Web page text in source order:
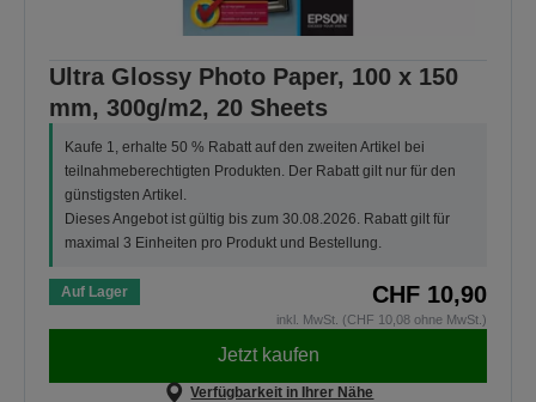
Ultra Glossy Photo Paper, 100 x 150
mm, 300g/m2, 20 Sheets
Kaufe 1, erhalte 50 % Rabatt auf den zweiten Artikel bei
teilnahmeberechtigten Produkten. Der Rabatt gilt nur für den
günstigsten Artikel.
Dieses Angebot ist gültig bis zum 30.08.2026. Rabatt gilt für
maximal 3 Einheiten pro Produkt und Bestellung.
Auf Lager CHF 10,90
inkl. MwSt. (CHF 10,08 ohne MwSt.)
Jetzt kaufen
Verfügbarkeit in Ihrer Nähe